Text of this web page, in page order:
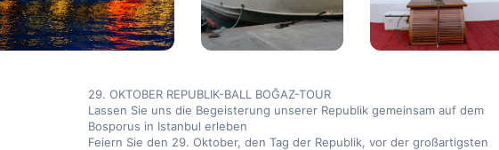
29. OKTOBER REPUBLIK-BALL BOĞAZ-TOUR
Lassen Sie uns die Begeisterung unserer Republik gemeinsam auf dem
Bosporus in Istanbul erleben
Feiern Sie den 29. Oktober, den Tag der Republik, vor der großartigsten